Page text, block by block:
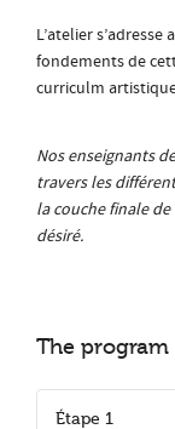
L’atelier
fondements de
curriculm
Nos enseignants
travers les
la couche finale
désiré.
The program
Étape 1